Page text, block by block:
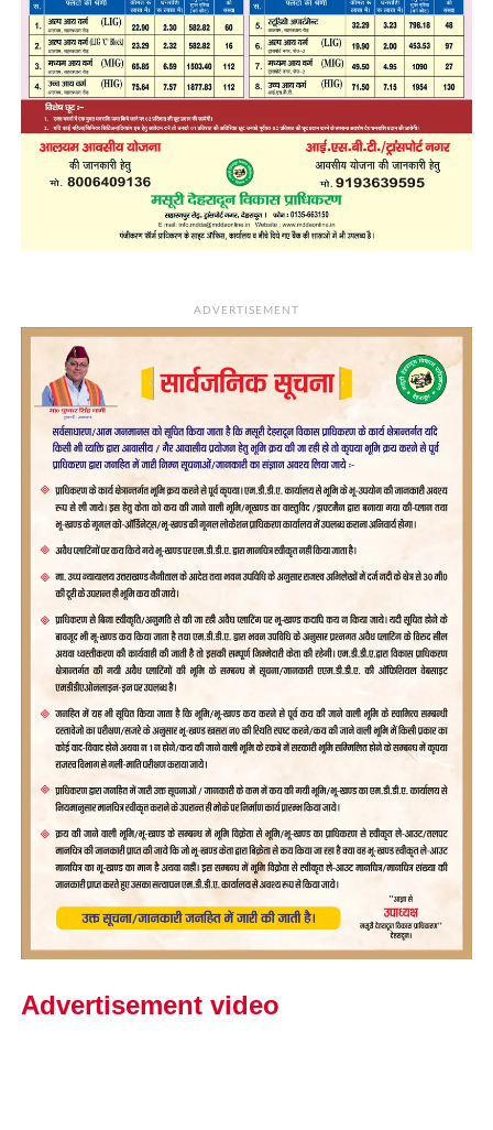
ADVERTISEMENT
Advertisement video